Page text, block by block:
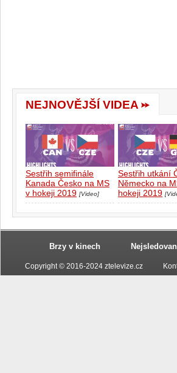
NEJNOVĚJŠÍ VIDEA
Sestřih semifinále
Kanada Česko na MS
v hokeji 2019 [Video]
Sestřih utkání
Německo na
hokeji 2019
Brzy v kinech
Copyright © 2016-2024 ztelevize.cz